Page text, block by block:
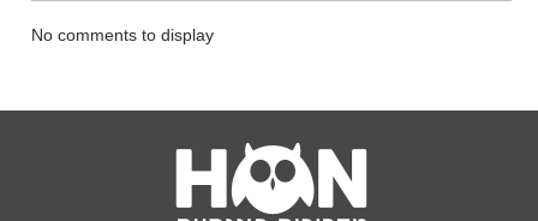
No comments to display